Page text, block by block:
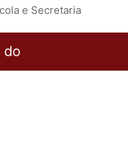
e Secretaria
do